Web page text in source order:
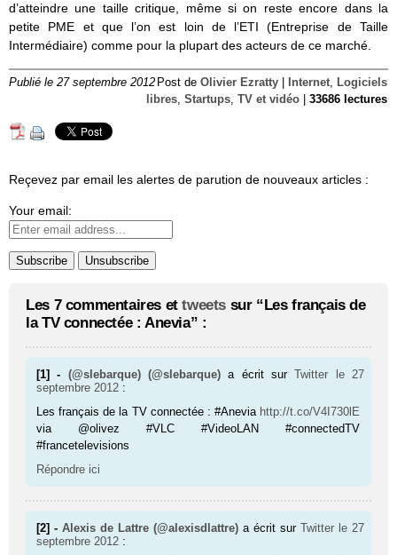
d’atteindre une taille critique, même si on reste encore dans la
petite PME et que l’on est loin de l’ETI (Entreprise de Taille
Intermédiaire) comme pour la plupart des acteurs de ce marché.
Publié le 27 septembre 2012 Post de Olivier Ezratty Internet, Logiciels
libres, Startups, TV et vidéo 33686 lectures
Reçevez par email les alertes de parution de nouveaux articles :
Your email:
Les 7 commentaires ettweets sur “Les français de
la TV connectée : Anevia” :
[1] - (@slebarque) (@slebarque) a écrit surTwitter
le 27
septembre 2012 :
Les français de la TV connectée : #Anevia http://t.co/V4I730lE
via @olivez #VLC #VideoLAN #connectedTV
#francetelevisions
Répondre ici
[2] -Alexis de Lattre (@alexisdlattre) a écrit sur Twitter le 27
septembre 2012 :